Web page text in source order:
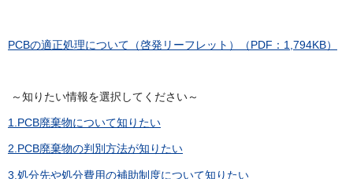
PCBの適正処理について（啓発リーフレット）（PDF：1,794KB）
～知りたい情報を選択してください～
1.PCB廃棄物について知りたい
2.PCB廃棄物の判別方法が知りたい
3.処分先や処分費用の補助制度について知りたい